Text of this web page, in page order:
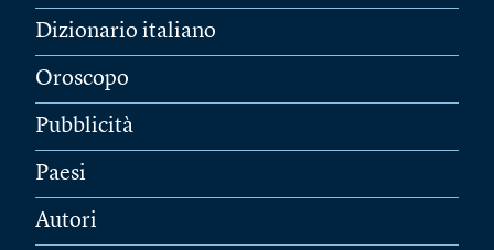
Dizionario italiano
Oroscopo
Pubblicità
Paesi
Autori